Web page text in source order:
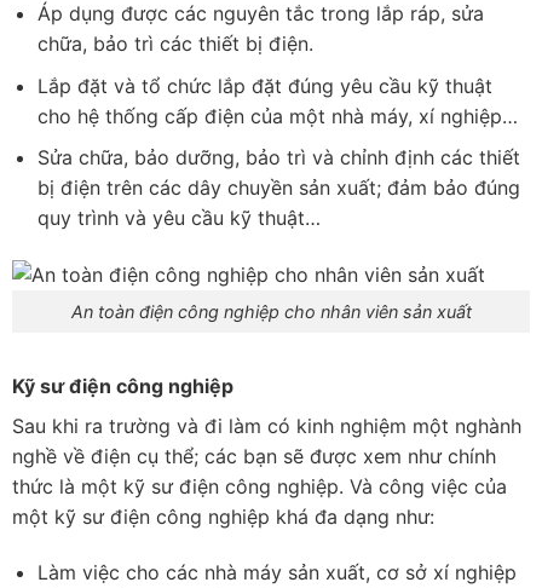
Áp dụng được các nguyên tắc trong lắp ráp, sửa
chữa, bảo trì các thiết bị điện.
Lắp đặt và tổ chức lắp đặt đúng yêu cầu kỹ thuật
cho hệ thống cấp điện của một nhà máy, xí nghiệp…
Sửa chữa, bảo dưỡng, bảo trì và chỉnh định các thiết
bị điện trên các dây chuyền sản xuất; đảm bảo đúng
quy trình và yêu cầu kỹ thuật…
An toàn điện công nghiệp cho nhân viên sản xuất
Kỹ sư điện công nghiệp
Sau khi ra trường và đi làm có kinh nghiệm một nghành
nghề về điện cụ thể; các bạn sẽ được xem như chính
thức là một kỹ sư điện công nghiệp. Và công việc của
một kỹ sư điện công nghiệp khá đa dạng như:
Làm việc cho các nhà máy sản xuất, cơ sở xí nghiệp